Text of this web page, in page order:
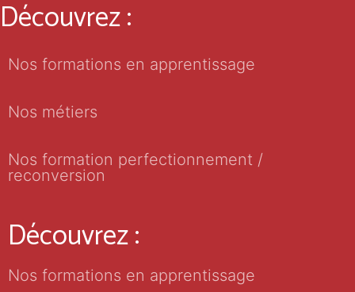
Découvrez :
Nos formations en apprentissage
Nos métiers
Nos formation perfectionnement /
reconversion
Découvrez :
Nos formations en apprentissage